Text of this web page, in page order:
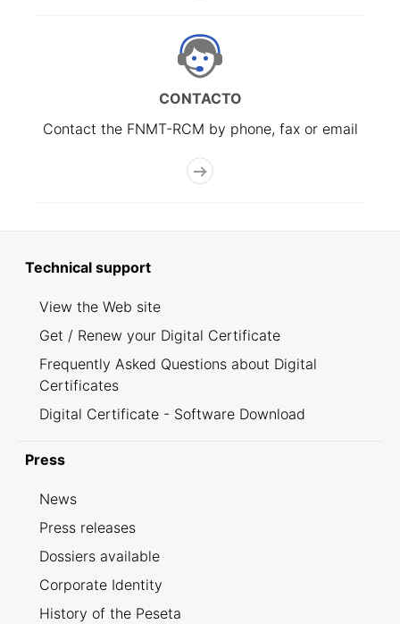
CONTACTO
Contact the FNMT-RCM by phone, fax or email
Technical support
View the Web site
Get / Renew your Digital Certificate
Frequently Asked Questions about Digital
Certificates
Digital Certificate - Software Download
Press
News
Press releases
Dossiers available
Corporate Identity
History of the Peseta